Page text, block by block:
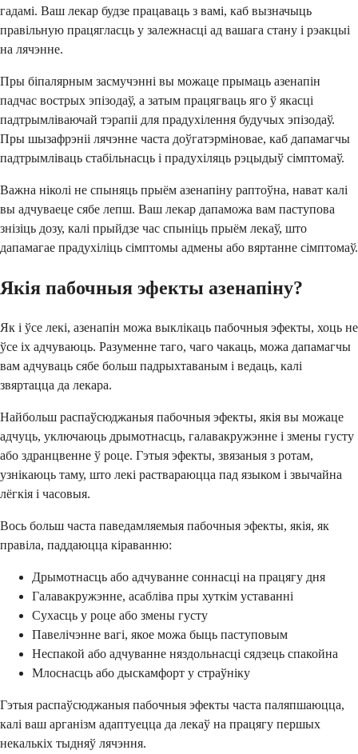
гадамі. Ваш лекар будзе працаваць з вамі, каб вызначыць
правільную працягласць у залежнасці ад вашага стану і рэакцыі
на лячэнне.
Пры біпалярным засмучэнні вы можаце прымаць азенапін
падчас вострых эпізодаў, а затым працягваць яго ў якасці
падтрымліваючай тэрапіі для прадухілення будучых эпізодаў.
Пры шызафрэніі лячэнне часта доўгатэрміновае, каб дапамагчы
падтрымліваць стабільнасць і прадухіляць рэцыдыў сімптомаў.
Важна ніколі не спыняць прыём азенапіну раптоўна, нават калі
вы адчуваеце сябе лепш. Ваш лекар дапаможа вам паступова
знізіць дозу, калі прыйдзе час спыніць прыём лекаў, што
дапамагае прадухіліць сімптомы адмены або вяртанне сімптомаў.
Якія пабочныя эфекты азенапіну?
Як і ўсе лекі, азенапін можа выклікаць пабочныя эфекты, хоць не
ўсе іх адчуваюць. Разуменне таго, чаго чакаць, можа дапамагчы
вам адчуваць сябе больш падрыхтаваным і ведаць, калі
звяртацца да лекара.
Найбольш распаўсюджаныя пабочныя эфекты, якія вы можаце
адчуць, уключаюць дрымотнасць, галавакружэнне і змены густу
або здранцвенне ў роце. Гэтыя эфекты, звязаныя з ротам,
узнікаюць таму, што лекі раствараюцца пад языком і звычайна
лёгкія і часовыя.
Вось больш часта паведамляемыя пабочныя эфекты, якія, як
правіла, паддаюцца кіраванню:
Дрымотнасць або адчуванне соннасці на працягу дня
Галавакружэнне, асабліва пры хуткім уставанні
Сухасць у роце або змены густу
Павелічэнне вагі, якое можа быць паступовым
Неспакой або адчуванне няздольнасці сядзець спакойна
Млоснасць або дыскамфорт у страўніку
Гэтыя распаўсюджаныя пабочныя эфекты часта паляпшаюцца,
калі ваш арганізм адаптуецца да лекаў на працягу першых
некалькіх тыдняў лячэння.